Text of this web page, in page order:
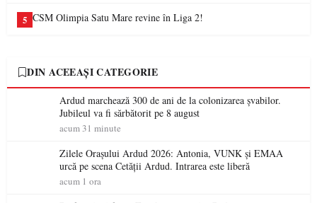
5 CSM Olimpia Satu Mare revine în Liga 2!
DIN ACEEAȘI CATEGORIE
Ardud marchează 300 de ani de la colonizarea șvabilor.
Jubileul va fi sărbătorit pe 8 august
acum 31 minute
Zilele Orașului Ardud 2026: Antonia, VUNK și EMAA
urcă pe scena Cetății Ardud. Intrarea este liberă
acum 1 ora